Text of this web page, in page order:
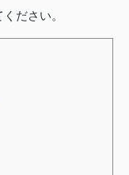
ださい。